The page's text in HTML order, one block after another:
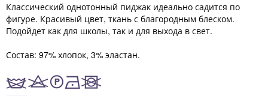
Классический однотонный пиджак идеально садится по
фигуре. Красивый цвет, ткань с благородным блеском.
Подойдет как для школы, так и для выхода в свет.
Состав: 97% хлопок, 3% эластан.